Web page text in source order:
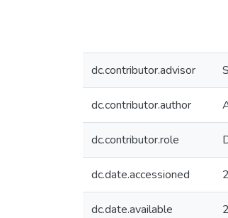
dc.contributor.advisor
dc.contributor.author
dc.contributor.role
dc.date.accessioned
dc.date.available